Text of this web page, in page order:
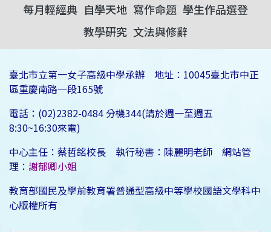
每月輕經典 自學天地 寫作命題 學生作品選登
教學研究 文法與修辭
臺北市立第一女子高級中學承辦 地址：10045臺北市中正
區重慶南路一段165號
電話：(02)2382-0484 分機344(請於週一至週五
8:30~16:30來電)
中心主任：蔡哲銘校長 執行秘書：陳麗明老師 網站管
理： 謝郁卿小姐
教育部國民及學前教育署普通型高級中等學校國語文學科中
心版權所有